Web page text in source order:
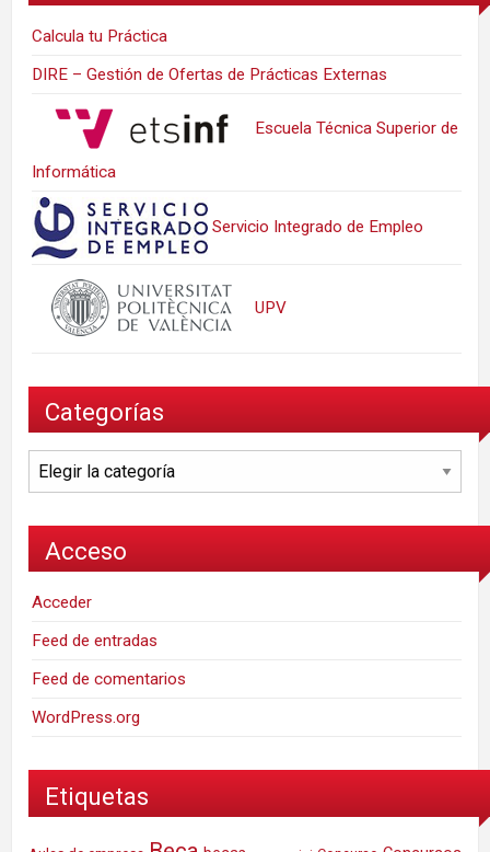
Calcula tu Práctica
DIRE – Gestión de Ofertas de Prácticas Externas
Escuela Técnica Superior de
Informática
Servicio Integrado de Empleo
UPV
Categorías
Categorías
Acceso
Acceder
Feed de entradas
Feed de comentarios
WordPress.org
Etiquetas